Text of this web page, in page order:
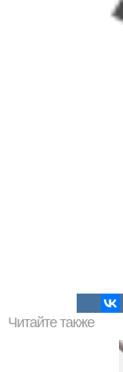
Читайте также